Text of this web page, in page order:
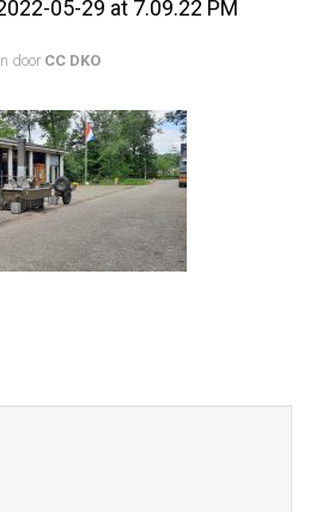
05-29 at 7.09.22 PM
door CC DKO